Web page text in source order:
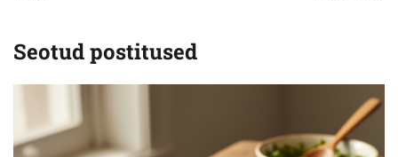
Seotud postitused